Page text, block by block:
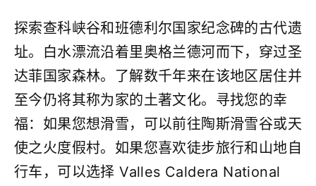
探索查科峡谷和班德利尔国家纪念碑的古代遗
址。白水漂流沿着里奥格兰德河而下，穿过圣
达菲国家森林。了解数千年来在该地区居住并
至今仍将其称为家的土著文化。寻找您的幸
福：如果您想滑雪，可以前往陶斯滑雪谷或天
使之火度假村。如果您喜欢徒步旅行和山地自
行车，可以选择 Valles Caldera National